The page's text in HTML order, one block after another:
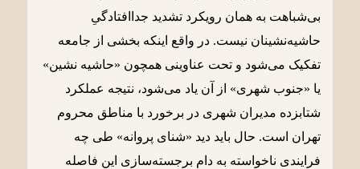
بی‌شباهت به همان رویکرد تشدید جدا‌افتادگیِ
حاشیه‌نشینان نیست. در واقع اینکه بخشی از جامعه
تفکیک می‌شود و تحت عناوینی همچون «حاشیه نشین»
یا «جنوب شهری» از آن یاد می‌شود، نتیجه عملکرد
شتابزده مدیران شهری در برخورد با مناطق محروم
تهران است. حال باید دید «شنای پروانه» طی چه
فرایندی ناخواسته به دام برجسته‌سازی این فاصله